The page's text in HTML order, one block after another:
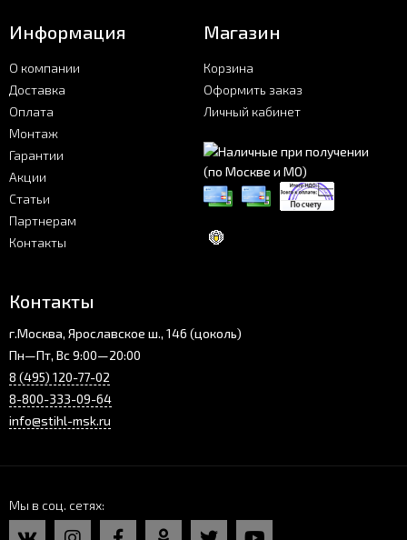
Информация
О компании
Доставка
Оплата
Монтаж
Гарантии
Акции
Статьи
Партнерам
Контакты
Магазин
Корзина
Оформить заказ
Личный кабинет
Контакты
г.Москва, Ярославское ш., 146 (цоколь)
Пн—Пт, Вс 9:00—20:00
8 (495) 120-77-02
8-800-333-09-64
info@stihl-msk.ru
Мы в соц. сетях